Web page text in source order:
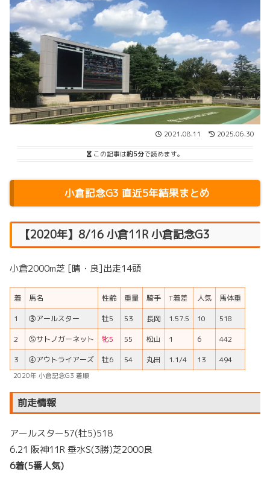
2021.08.11 2025.06.30
この記事は約5分で読めます。
小倉記念G3 直近5年結果まとめ
【2020年】8/16 小倉11R 小倉記念G3
小倉2000m芝 [晴・良]出走14頭
着 馬名 性齢 重量 騎手 T着差 人気
馬体重
1
③アールスター 牡5 53 長岡 1.57.5 10
518
2
⑤サトノガーネット 牝5 55 松山 1 6
442
3
④アウトライアーズ 牡6 54 丸田 1.1/4 13 494
2020年 小倉記念G3 着順
前走情報
アールスター57(牡5)518
6.21 阪神11R 垂水S(3勝)芝2000良
6着(5番人気)